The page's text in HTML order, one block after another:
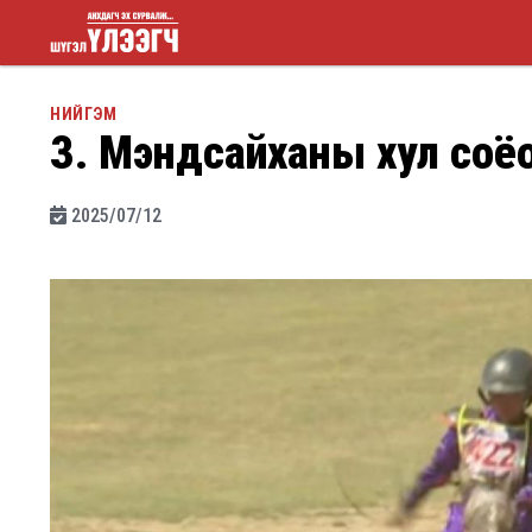
Шүгэл
үлээгч
НИЙГЭМ
З. Мэндсайханы хул
2025/07/12